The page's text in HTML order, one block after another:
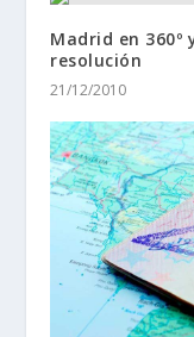
Madrid en 360º
resolución
21/12/2010